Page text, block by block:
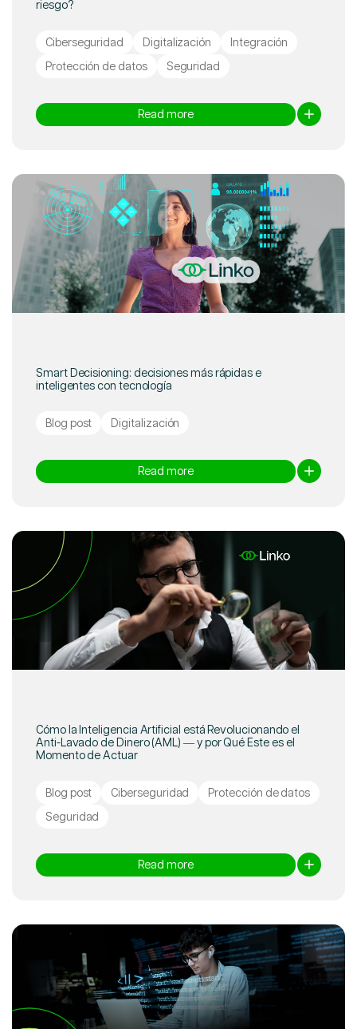
riesgo?
Ciberseguridad Digitalización
Integración
Protección de datos
Seguridad
Read more
Smart Decisioning: decisiones más rápidas e
inteligentes con tecnología
Blog post Digitalización
Read more
Cómo la Inteligencia Artificial está Revolucionando el
Anti-Lavado de Dinero (AML) — y por Qué Este es el
Momento de Actuar
Blog post Ciberseguridad
Protección de datos
Seguridad
Read more